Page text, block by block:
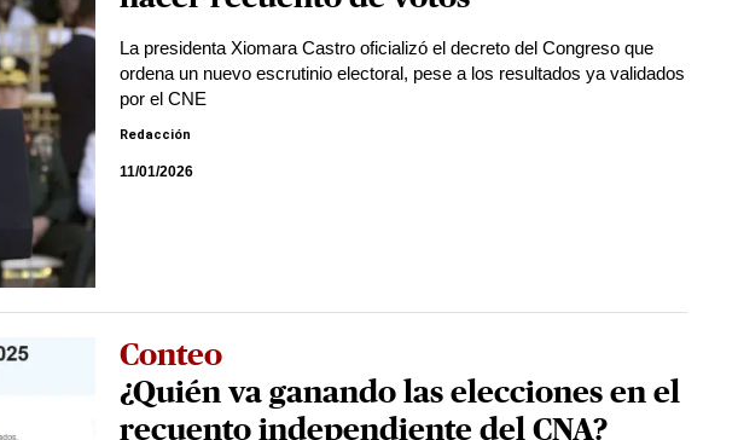
La presidenta Xiomara Castro oficializó el decreto del Congreso que
ordena un nuevo escrutinio electoral, pese a los resultados ya validados
por el CNE
Redacción
11/01/2026
Conteo
¿Quién va ganando las elecciones en el
recuento independiente del CNA?